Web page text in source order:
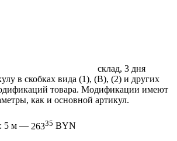
склад, 3 дня
в скобках вида (1), (B), (2) и других
товара. Модификации имеют
как и основной артикул.
5 м — 26335 BYN